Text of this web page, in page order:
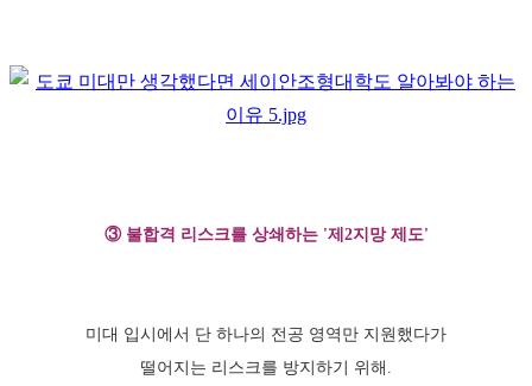
③ 불합격 리스크를 상쇄하는 '제2지망 제도'
미대 입시에서 단 하나의 전공 영역만 지원했다가
떨어지는 리스크를 방지하기 위해.